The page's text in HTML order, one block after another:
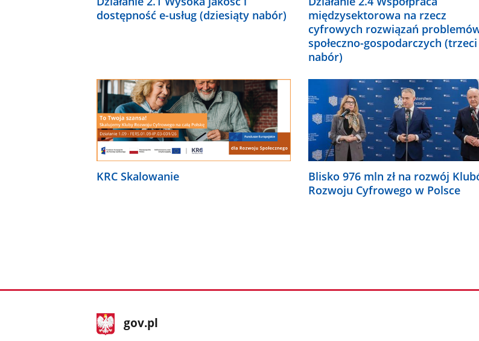
dostępność e-usług (dziesiąty nabór)
międzysektorowa na rzecz
cyfrowych rozwiązań
społeczno-gospodarczych (trzeci
nabór)
KRC Skalowanie
Blisko 976 mln zł na rozwój
Rozwoju Cyfrowego w Polsce
stopka
gov.pl Strona
gov.pl